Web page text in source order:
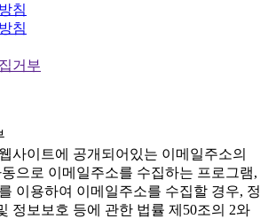
침
침
거부
사이트에 공개되어있는 이메일주소의
으로 이메일주소를 수집하는 프로그램,
이용하여 이메일주소를 수집할 경우, 정
정보보호 등에 관한 법률 제50조의 2와